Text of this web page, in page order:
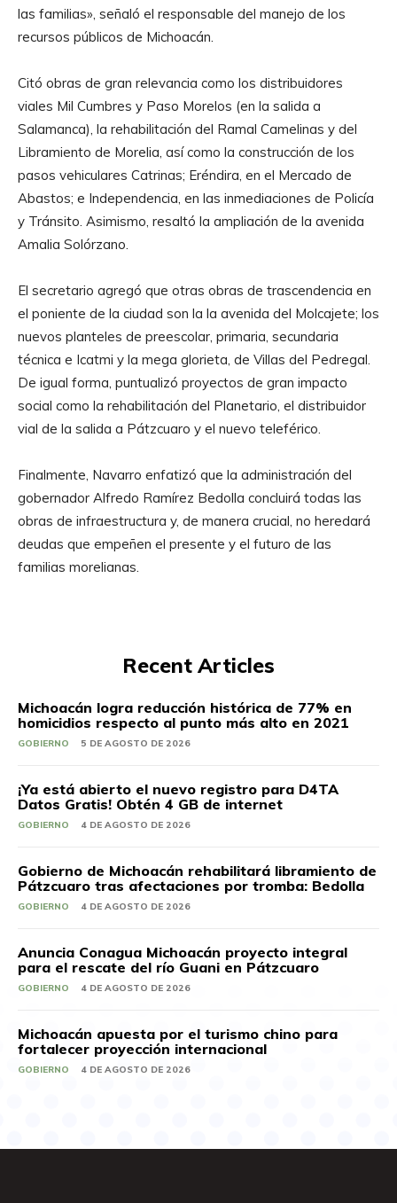
las familias», señaló el responsable del manejo de los
recursos públicos de Michoacán.
Citó obras de gran relevancia como los distribuidores
viales Mil Cumbres y Paso Morelos (en la salida a
Salamanca), la rehabilitación del Ramal Camelinas y del
Libramiento de Morelia, así como la construcción de los
pasos vehiculares Catrinas; Eréndira, en el Mercado de
Abastos; e Independencia, en las inmediaciones de Policía
y Tránsito. Asimismo, resaltó la ampliación de la avenida
Amalia Solórzano.
El secretario agregó que otras obras de trascendencia en
el poniente de la ciudad son la la avenida del Molcajete; los
nuevos planteles de preescolar, primaria, secundaria
técnica e Icatmi y la mega glorieta, de Villas del Pedregal.
De igual forma, puntualizó proyectos de gran impacto
social como la rehabilitación del Planetario, el distribuidor
vial de la salida a Pátzcuaro y el nuevo teleférico.
Finalmente, Navarro enfatizó que la administración del
gobernador Alfredo Ramírez Bedolla concluirá todas las
obras de infraestructura y, de manera crucial, no heredará
deudas que empeñen el presente y el futuro de las
familias morelianas.
Recent Articles
Michoacán logra reducción histórica de 77% en
homicidios respecto al punto más alto en 2021
GOBIERNO 5 DE AGOSTO DE 2026
¡Ya está abierto el nuevo registro para D4TA
Datos Gratis! Obtén 4 GB de internet
GOBIERNO 4 DE AGOSTO DE 2026
Gobierno de Michoacán rehabilitará libramiento de
Pátzcuaro tras afectaciones por tromba: Bedolla
GOBIERNO 4 DE AGOSTO DE 2026
Anuncia Conagua Michoacán proyecto integral
para el rescate del río Guani en Pátzcuaro
GOBIERNO 4 DE AGOSTO DE 2026
Michoacán apuesta por el turismo chino para
fortalecer proyección internacional
GOBIERNO 4 DE AGOSTO DE 2026